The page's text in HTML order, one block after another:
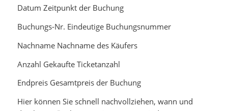
Datum Zeitpunkt der Buchung
Buchungs-Nr. Eindeutige Buchungsnummer
Nachname Nachname des Käufers
Anzahl Gekaufte Ticketanzahl
Endpreis Gesamtpreis der Buchung
Hier können Sie schnell nachvollziehen, wann und